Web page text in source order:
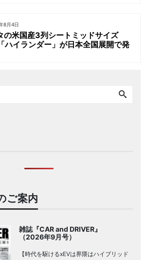
8月4日
の米国産3列シートミッドサイズ
ハイランダー」が日本全国展開で発
ご案内
雑誌『CAR and DRIVER』
（2026年9月号）
【時代を駆けるxEVは界隈はハイブリッド